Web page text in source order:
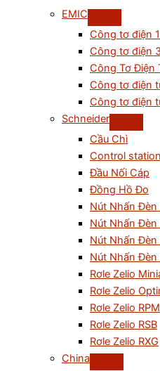
EMIC
Công tơ điện
Công tơ điện
Công Tơ Điện
Công tơ điện
Công tơ điện
Schneider
Cầu Chì
Control
Đầu Nối Cáp
Đồng Hồ Đo
Nút Nhấn
Nút Nhấn Đèn
Nút Nhấn Đèn
Nút Nhấn Đèn
Rơle Zelio
Rơle Zelio
Rơle Zelio RPM
Rơle Zelio RSB
Rơle Zelio RXG
China